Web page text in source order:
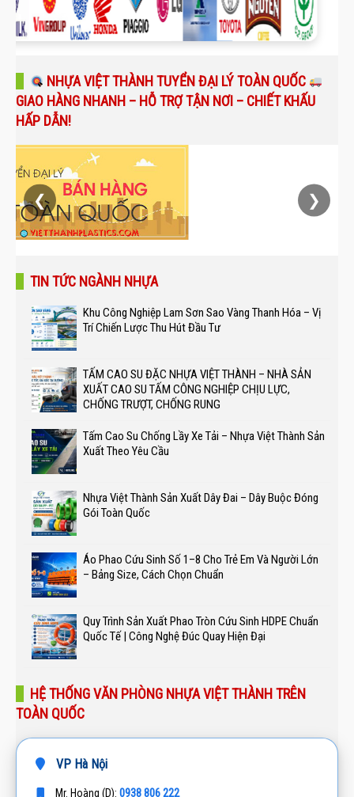
NHỰA VIỆT THÀNH TUYỂN ĐẠI LÝ TOÀN QUỐC
GIAO HÀNG NHANH – HỖ TRỢ TẬN NƠI – CHIẾT KHẤU
HẤP DẪN!
❮ ❯
TIN TỨC NGÀNH NHỰA
Khu Công Nghiệp Lam Sơn Sao Vàng Thanh Hóa – Vị
Trí Chiến Lược Thu Hút Đầu Tư
TẤM CAO SU ĐẶC NHỰA VIỆT THÀNH – NHÀ SẢN
XUẤT CAO SU TẤM CÔNG NGHIỆP CHỊU LỰC,
CHỐNG TRƯỢT, CHỐNG RUNG
Tấm Cao Su Chống Lầy Xe Tải – Nhựa Việt Thành Sản
Xuất Theo Yêu Cầu
Nhựa Việt Thành Sản Xuất Dây Đai – Dây Buộc Đóng
Gói Toàn Quốc
Áo Phao Cứu Sinh Số 1–8 Cho Trẻ Em Và Người Lớn
– Bảng Size, Cách Chọn Chuẩn
Quy Trình Sản Xuất Phao Tròn Cứu Sinh HDPE Chuẩn
Quốc Tế | Công Nghệ Đúc Quay Hiện Đại
HỆ THỐNG VĂN PHÒNG NHỰA VIỆT THÀNH TRÊN
TOÀN QUỐC
VP Hà Nội
Mr. Hoàng (D): 0938 806 222